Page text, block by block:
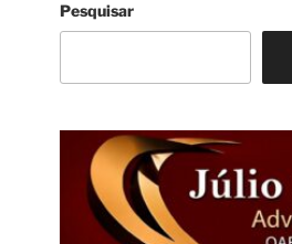
Pesquisar